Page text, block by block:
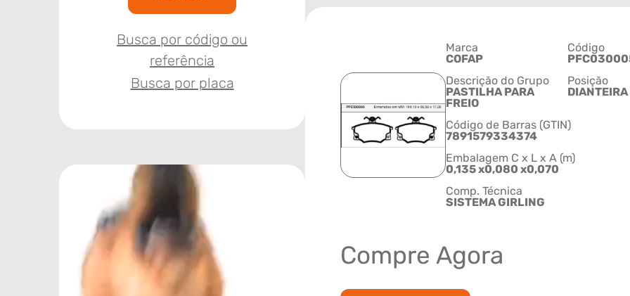
Busca por código ou
referência
Busca por placa
Marca
COFAP
Código
Descrição do Grupo
PASTILHA PARA
FREIO
Posição
DIANTEIRA
Código de Barras (GTIN)
7891579334374
Embalagem C x L x A (m)
0,135 x0,080 x0,070
Comp. Técnica
SISTEMA GIRLING
Compre Agora